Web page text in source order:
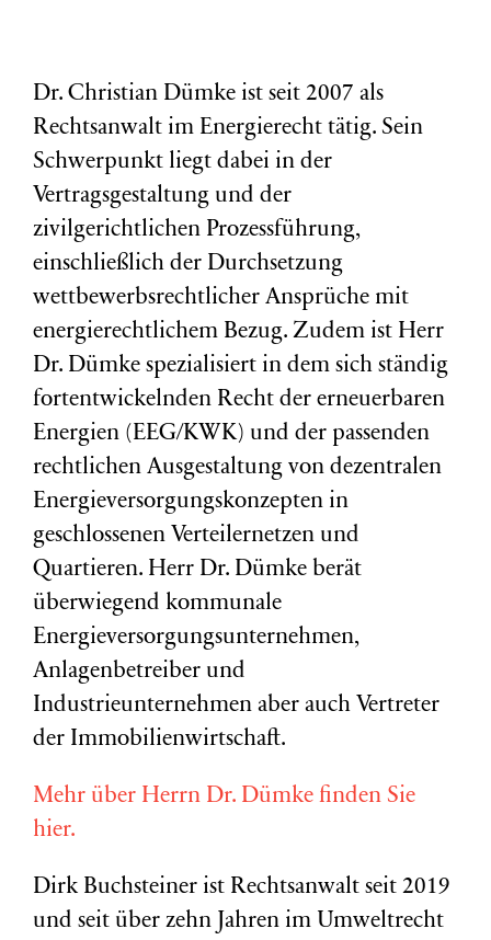
Dr. Christian Dümke ist seit 2007 als
Rechtsanwalt im Energierecht tätig. Sein
Schwerpunkt liegt dabei in der
Vertragsgestaltung und der
zivilgerichtlichen Prozessführung,
einschließlich der Durchsetzung
wettbewerbsrechtlicher Ansprüche mit
energierechtlichem Bezug. Zudem ist Herr
Dr. Dümke spezialisiert in dem sich ständig
fortentwickelnden Recht der erneuerbaren
Energien (EEG/KWK) und der passenden
rechtlichen Ausgestaltung von dezentralen
Energieversorgungskonzepten in
geschlossenen Verteilernetzen und
Quartieren. Herr Dr. Dümke berät
überwiegend kommunale
Energieversorgungsunternehmen,
Anlagenbetreiber und
Industrieunternehmen aber auch Vertreter
der Immobilienwirtschaft.
Mehr über Herrn Dr. Dümke finden Sie
hier.
Dirk Buchsteiner ist Rechtsanwalt seit 2019
und seit über zehn Jahren im Umweltrecht